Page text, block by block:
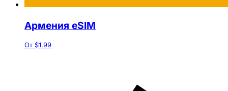
Армения eSIM
От $1.99